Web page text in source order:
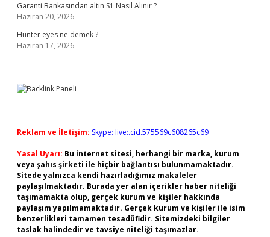
Garanti Bankasından altın S1 Nasıl Alınır ?
Haziran 20, 2026
Hunter eyes ne demek ?
Haziran 17, 2026
Reklam ve İletişim: Skype: live:.cid.575569c608265c69
Yasal Uyarı: Bu internet sitesi, herhangi bir marka, kurum
veya şahıs şirketi ile hiçbir bağlantısı bulunmamaktadır.
Sitede yalnızca kendi hazırladığımız makaleler
paylaşılmaktadır. Burada yer alan içerikler haber niteliği
taşımamakta olup, gerçek kurum ve kişiler hakkında
paylaşım yapılmamaktadır. Gerçek kurum ve kişiler ile isim
benzerlikleri tamamen tesadüfidir. Sitemizdeki bilgiler
taslak halindedir ve tavsiye niteliği taşımazlar.